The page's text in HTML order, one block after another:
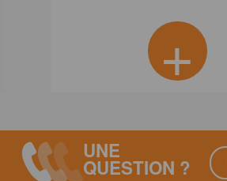
+
UNE
QUESTION ?